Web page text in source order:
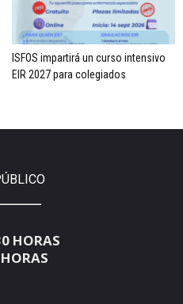
ISFOS impartirá un curso intensivo
EIR 2027 para colegiados
HORAS